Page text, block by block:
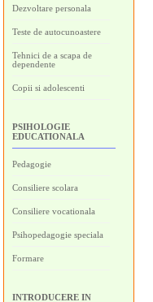
Dezvoltare personala
Teste de autocunoastere
Tehnici de a scapa de
dependente
Copii si adolescenti
PSIHOLOGIE
EDUCATIONALA
Pedagogie
Consiliere scolara
Consiliere vocationala
Psihopedagogie speciala
Formare
INTRODUCERE IN